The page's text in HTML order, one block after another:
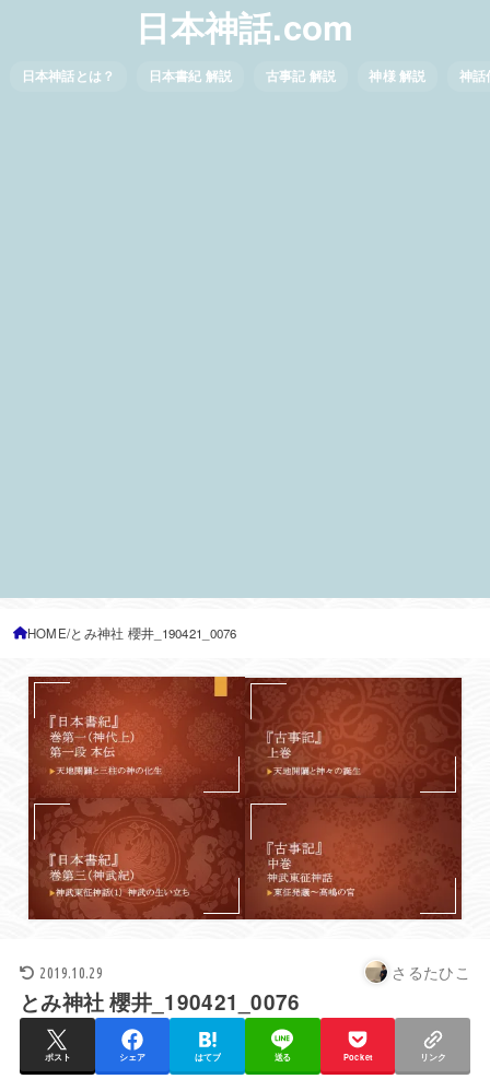
日本神話.com
日本神話とは？ 日本書紀 解説 古事記 解説 神様 解説 神話
HOME とみ神社 櫻井_190421_0076
2019.10.29 さるたひこ
とみ神社 櫻井_190421_0076
ポスト シェア はてブ 送る Pocket リンク